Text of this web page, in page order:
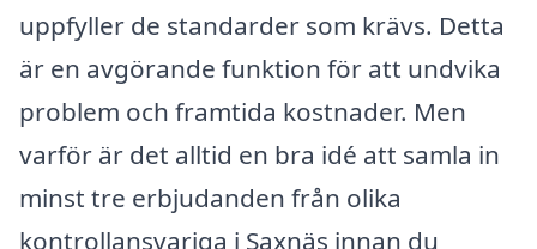
uppfyller de standarder som krävs. Detta
är en avgörande funktion för att undvika
problem och framtida kostnader. Men
varför är det alltid en bra idé att samla in
minst tre erbjudanden från olika
kontrollansvariga i Saxnäs innan du